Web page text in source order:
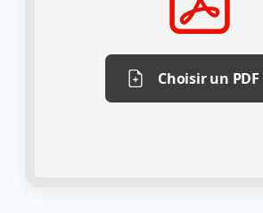
Choisir un PDF